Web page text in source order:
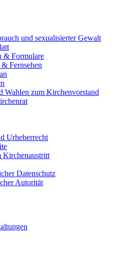
und sexualisierter Gewalt
& Formulare
Fernsehen
Wahlen zum Kirchenvorstand
Urheberrecht
Kirchenaustritt
Datenschutz
Autorität